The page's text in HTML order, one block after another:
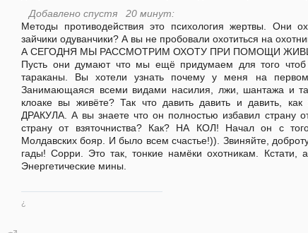
Добавлено спустя 20 минут:
Методы противодействия это психология жертвы. Они
зайчики одуванчики? А вы не пробовали охотиться на
А СЕГОДНЯ МЫ РАССМОТРИМ ОХОТУ ПРИ ПОМОЩИ
Пусть они думают что мы ещё придумаем для того чтоб
тараканы. Вы хотели узнать почему у меня на
Занимающаяся всеми видами насилия, лжи, шантажа и
клоаке вы живёте? Так что давить давить и давить,
ДРАКУЛА. А вы знаете что он полностью избавил страну
страну от взяточниства? Как? НА КОЛ! Начал он с
Молдавских бояр. И было всем счастье!)). Звиняйте,
гады! Сорри. Это так, тонкие намёки охотникам. Кстати,
Энергетические мины.
¿